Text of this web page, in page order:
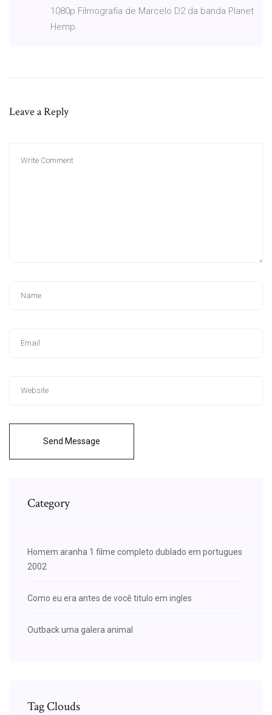
1080p Filmografia de Marcelo D2 da banda Planet
Hemp.
Leave a Reply
Send Message
Category
Homem aranha 1 filme completo dublado em portugues
2002
Como eu era antes de você titulo em ingles
Outback uma galera animal
Tag Clouds